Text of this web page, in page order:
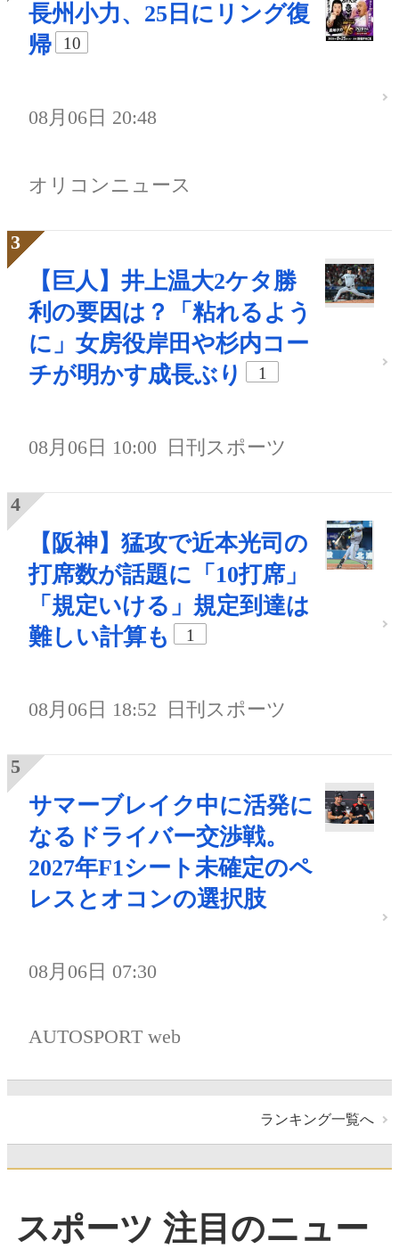
長州小力、25日にリング復
帰
10
08月06日 20:48
オリコンニュース
【巨人】井上温大2ケタ勝
利の要因は？「粘れるよう
に」女房役岸田や杉内コー
チが明かす成長ぶり
1
08月06日 10:00 日刊スポーツ
【阪神】猛攻で近本光司の
打席数が話題に「10打席」
「規定いける」規定到達は
難しい計算も
1
08月06日 18:52 日刊スポーツ
サマーブレイク中に活発に
なるドライバー交渉戦。
2027年F1シート未確定のペ
レスとオコンの選択肢
08月06日 07:30
AUTOSPORT web
ランキング一覧へ
スポーツ 注目のニュー